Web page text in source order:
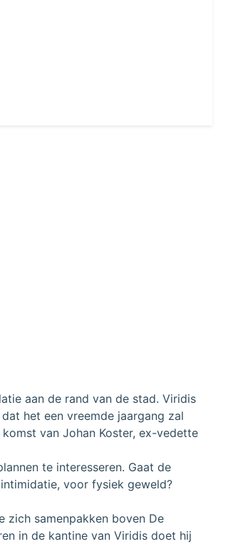
aan de rand van de stad. Viridis
het een vreemde jaargang zal
van Johan Koster, ex-vedette
te interesseren. Gaat de
voor fysiek geweld?
zich samenpakken boven De
in de kantine van Viridis doet hij